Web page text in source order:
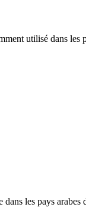
utilisé dans les
les pays arabes